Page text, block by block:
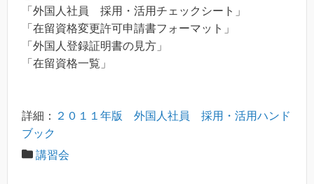
「外国人社員 採用・活用チェックシート」
「在留資格変更許可申請書フォーマット」
「外国人登録証明書の見方」
「在留資格一覧」
詳細：
２０１１年版 外国人社員 採用・活用ハンド
ブック
講習会